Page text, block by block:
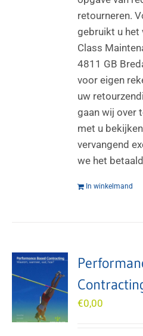
retourneren.
gebruikt u het
Class
4811 GB
voor eigen
uw
gaan wij over
met u
vervangend
we het
In winkelmand
€0,00